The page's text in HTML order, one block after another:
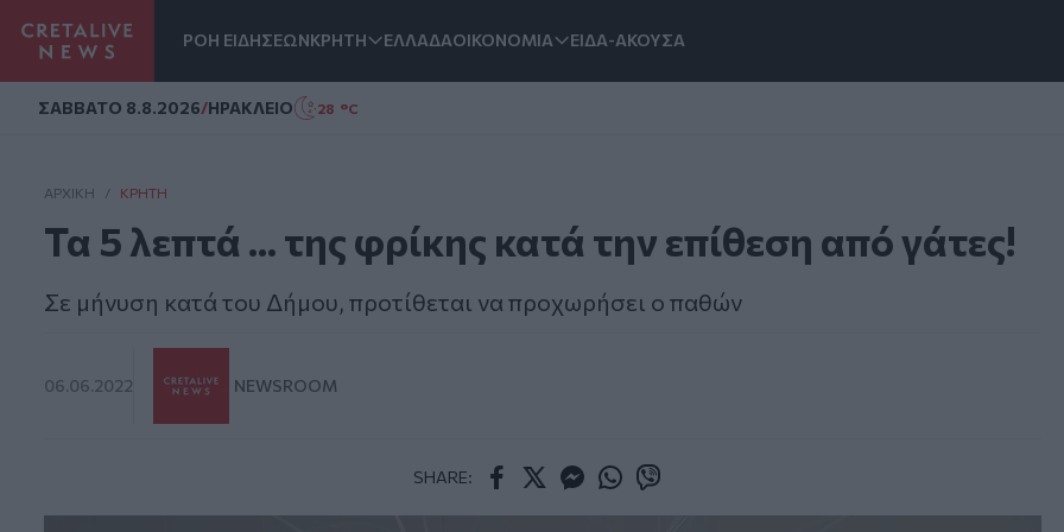
ΡΟΗ ΕΙΔΗΣΕΩΝΚΡΗΤΗ ΕΛΛΑΔΑΟΙΚΟΝΟΜΙΑ ΕΙΔΑ-ΑΚΟΥΣΑ
ΣAΒΒΑΤΟ 8.8.2026/ΗΡΑΚΛΕΙΟ 28 °C
ΑΡΧΙΚΗ / ΚΡΉΤΗ
Τα 5 λεπτά ... της φρίκης κατά την επίθεση από γάτες!
Σε μήνυση κατά του Δήμου, προτίθεται να προχωρήσει ο παθών
06.06.2022 NEWSROOM
SHARE: